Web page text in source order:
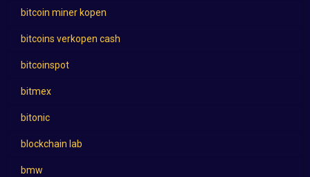
bitcoin miner kopen
bitcoins verkopen cash
bitcoinspot
bitmex
bitonic
blockchain lab
bmw